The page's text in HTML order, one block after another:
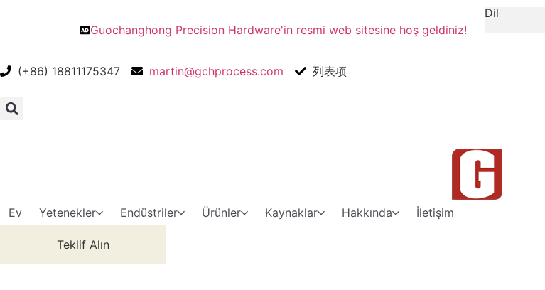
Guochanghong Precision Hardware'in resmi web sitesine hoş geldiniz!
Dil
(+86) 18811175347 martin@gchprocess.com 列表项
Ev Yetenekler Endüstriler Ürünler Kaynaklar Hakkında İletişim
Teklif Alın